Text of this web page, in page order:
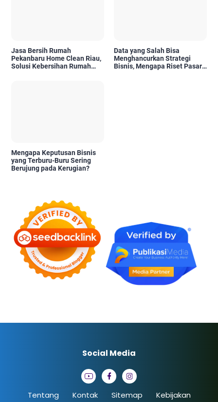
Jasa Bersih Rumah
Pekanbaru Home Clean Riau,
Solusi Kebersihan Rumah
Data yang Salah Bisa
Menghancurkan Strategi
Bisnis, Mengapa Riset Pasar
Mengapa Keputusan Bisnis
yang Terburu-Buru Sering
Berujung pada Kerugian?
Tentang Kontak Sitemap Kebijakan
Social Media